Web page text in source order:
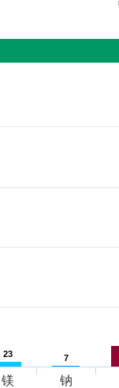
23
23 7
7
镁 钠